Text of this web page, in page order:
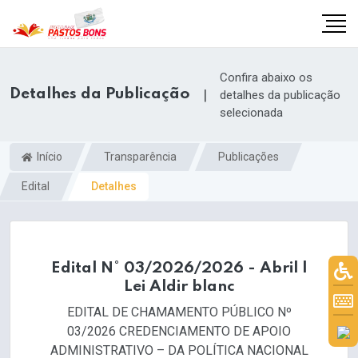
Detalhes da Publicação |
Confira abaixo os
detalhes da publicação
selecionada
Início Transparência Publicações
Edital Detalhes
Edital N° 03/2026/2026 - Abril |
Lei Aldir blanc
EDITAL DE CHAMAMENTO PÚBLICO Nº
03/2026 CREDENCIAMENTO DE APOIO
ADMINISTRATIVO – DA POLÍTICA NACIONAL